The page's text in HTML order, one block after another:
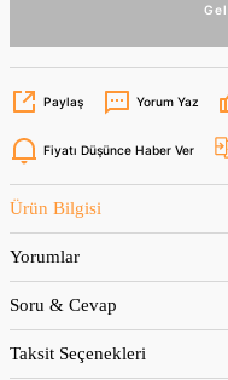
Paylaş Yorum Yaz
Fiyatı Düşünce Haber Ver
Ürün Bilgisi
Yorumlar
Soru & Cevap
Taksit Seçenekleri